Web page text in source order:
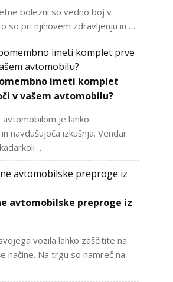
bolezni so vedno boj v
so pri njihovem zdravljenju in …
imeti komplet
v vašem avtomobilu?
je lahko
navdušujoča izkušnja. Vendar
…
avtomobilske preproge iz
vozila lahko zaščitite na
načine. Na trgu so namreč na